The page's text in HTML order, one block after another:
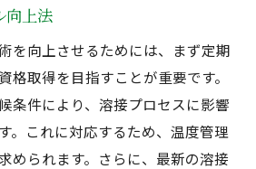
向上法
を向上させるためには、まず定期
格取得を目指すことが重要です。
条件により、溶接プロセスに影響
。これに対応するため、温度管理
められます。さらに、最新の溶接